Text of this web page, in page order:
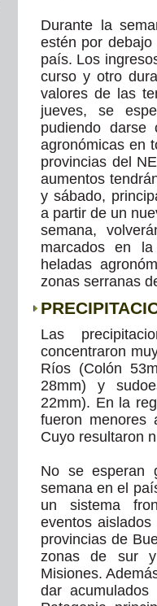
Durante la
estén por
país. Los
curso y otro
valores de las
jueves, se
pudiendo darse
agronómicas en
provincias del
aumentos
y sábado,
a partir de un
semana,
marcados en
heladas
zonas serranas
Las
concentraron
Ríos (Colón
28mm) y
22mm). En la
fueron
Cuyo resultaron
No se esperan
semana en el
un sistema
eventos
provincias de
zonas de sur
Misiones.
dar